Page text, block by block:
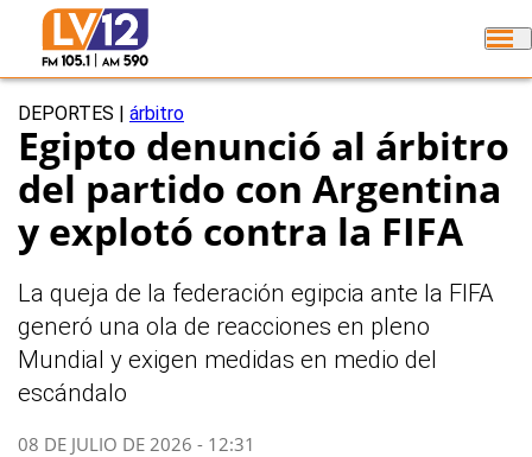
DEPORTES árbitro
Egipto denunció al árbitro
del partido con Argentina
y explotó contra la FIFA
La queja de la federación egipcia ante la FIFA
generó una ola de reacciones en pleno
Mundial y exigen medidas en medio del
escándalo
08 DE JULIO DE 2026 - 12:31